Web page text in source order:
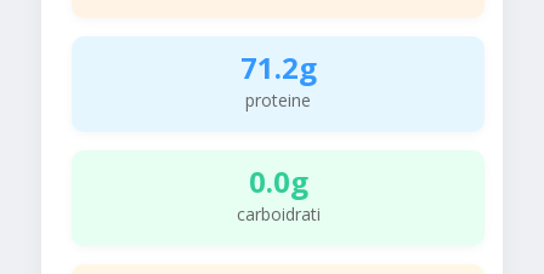
71.2g
proteine
0.0g
carboidrati